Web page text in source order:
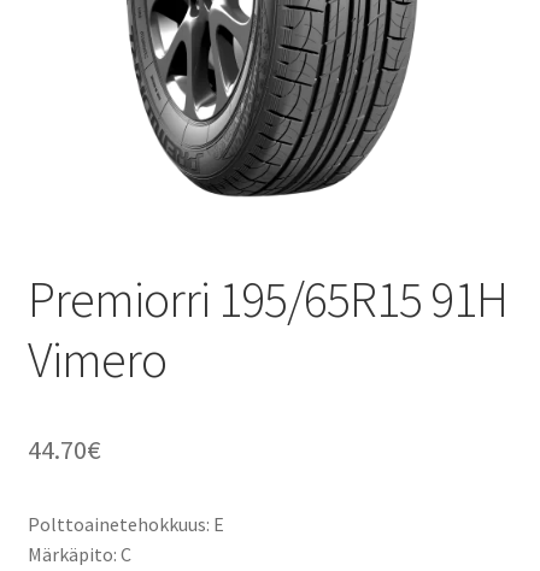
Premiorri 195/65R15 91H
Vimero
44.70€
Polttoainetehokkuus: E
Märkäpito: C